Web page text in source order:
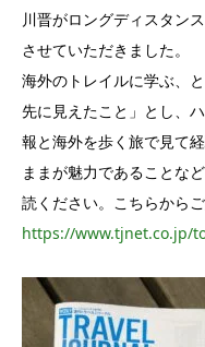
川晋がロングディスタン
させていただきました。
海外のトレイルに学ぶ、
先に見えたこと」とし、
報と海外を歩く旅で見て
ままが魅力であることな
読ください。こちらから
https://www.tjnet.co.jp/